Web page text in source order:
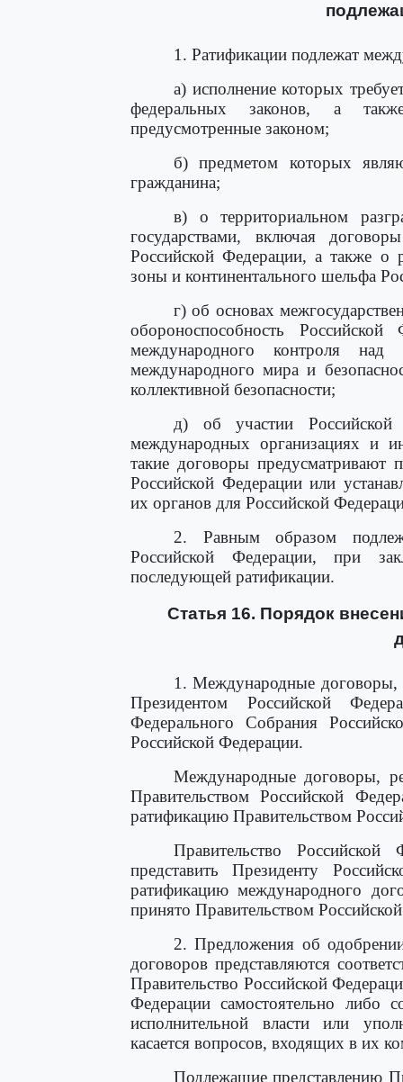
1. Ратификации подлежат
а) исполнение которых
федеральных законов, а
предусмотренные законом;
б) предметом которых
гражданина;
в) о территориальном
государствами, включая
Российской Федерации, а также о
зоны и континентального шельфа
г) об основах
обороноспособность
международного контроля над
международного мира и
коллективной безопасности;
д) об участии Российской
международных организациях и
такие договоры предусматривают
Российской Федерации или
их органов для Российской
2. Равным образом
Российской Федерации, при
последующей ратификации.
Статья 16. Порядок
1. Международные договоры,
Президентом Российской
Федерального Собрания
Российской Федерации.
Международные договоры,
Правительством Российской
ратификацию Правительством
Правительство
представить Президенту
ратификацию международного
принято Правительством
2. Предложения об
договоров представляются
Правительство Российской
Федерации самостоятельно либо
исполнительной власти или
касается вопросов, входящих в их
Подлежащие представлению